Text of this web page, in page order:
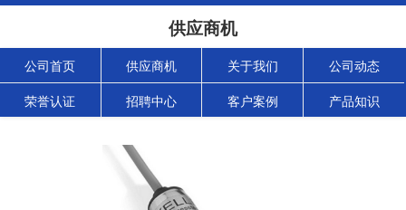
供应商机
公司首页 供应商机 关于我们 公司动态
荣誉认证 招聘中心 客户案例 产品知识